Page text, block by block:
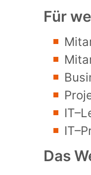
Für
IT–
IT–
Das